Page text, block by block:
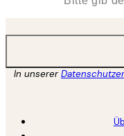
In unserer